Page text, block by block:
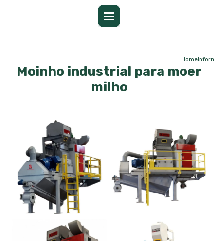
Home
Moinho industrial para moer
milho